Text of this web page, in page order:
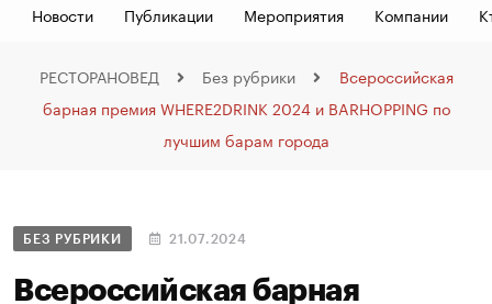
Новости Публикации Мероприятия Компании
РЕСТОРАНОВЕД Без рубрики
Всероссийская
барная премия WHERE2DRINK 2024 и BARHOPPING по
лучшим барам города
БЕЗ РУБРИКИ 21.07.2024
Всероссийская барная